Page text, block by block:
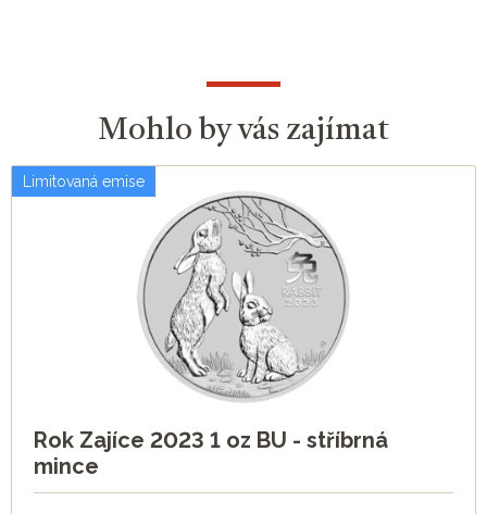
Mohlo by vás zajímat
Limitovaná emise
Rok Zajíce 2023 1 oz BU - stříbrná
mince